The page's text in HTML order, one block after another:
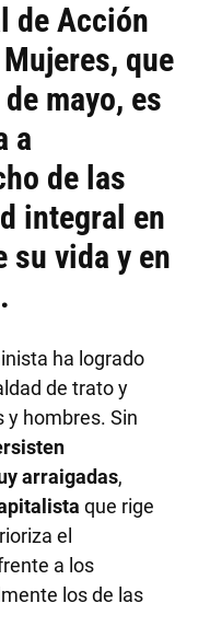
de Acción
que
mayo, es
a
de las
integral en
su vida y en
.
ha logrado
de trato y
hombres. Sin
arraigadas,
que rige
el
a los
los de las